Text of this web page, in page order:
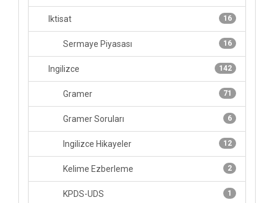
16
Iktisat
16
Sermaye Piyasası
142
Ingilizce
71
Gramer
6
Gramer Soruları
12
Ingilizce Hikayeler
2
Kelime Ezberleme
1
KPDS-UDS